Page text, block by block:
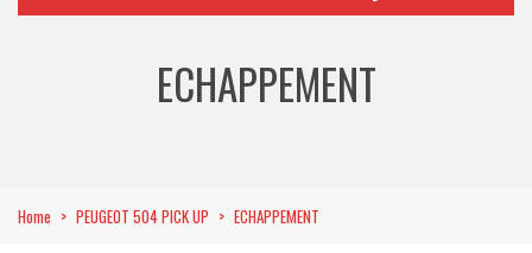
ECHAPPEMENT
Home > PEUGEOT 504 PICK UP > ECHAPPEMENT